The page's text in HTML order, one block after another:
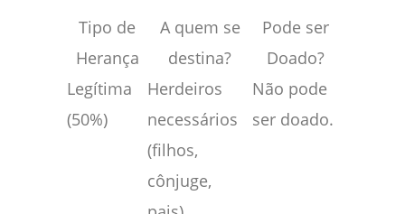
Tipo de
Herança
A quem se
destina?
Pode ser
Doado?
Legítima
(50%)
Herdeiros
necessários
(filhos,
cônjuge,
Não pode
ser doado.